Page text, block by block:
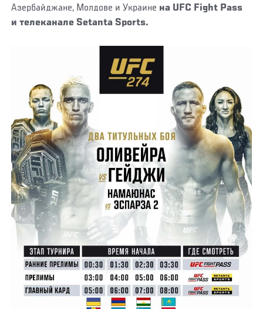
Азербайджане, Молдове и Украине на UFC Fight Pass
и телеканале Setanta Sports.